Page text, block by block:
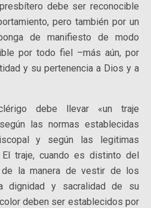
debe ser reconocible
pero también por un
de manifiesto de modo
por todo fiel –más aún, por
y su pertenencia a Dios y a
debe llevar «un traje
las normas establecidas
y según las legitimas
traje, cuando es distinto del
la manera de vestir de los
dignidad y sacralidad de su
deben ser establecidos por